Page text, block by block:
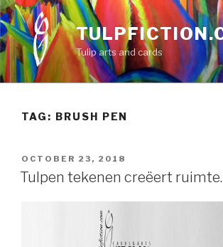
Skip
to
content
Tulip arts and cards
TAG: BRUSH PEN
POSTED
ON
OCTOBER 23, 2018
Tulpen tekenen creëert ruimte.